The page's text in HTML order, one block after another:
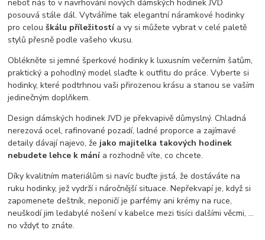
neboť nás to v navrhování nových dámských hodinek JVD
posouvá stále dál. Vytváříme tak elegantní náramkové hodinky
pro celouškálu příležitostía vy si můžete vybrat v celé paletě
stylů přesně podle vašeho vkusu.
Oblékněte si jemné šperkové hodinky k luxusním večerním šatům,
praktický a pohodlný model slaďte k outfitu do práce. Vyberte si
hodinky, které podtrhnou vaši přirozenou krásu a stanou se vaším
jedinečným doplňkem.
Design dámských hodinek JVD je překvapivě důmyslný. Chladná
nerezová ocel, rafinované pozadí, ladné proporce a zajímavé
detaily dávají najevo, že jako majitelka takových hodinek
nebudete lehce k mánía rozhodně víte, co chcete.
Díky kvalitním materiálům si navíc buďte jistá, že dostáváte na
ruku hodinky, jež vydrží i náročnější situace. Nepřekvapí je, když si
zapomenete deštník, neponičí je parfémy ani krémy na ruce,
neuškodí jim ledabylé nošení v kabelce mezi tisíci dalšími věcmi, …
no vždyť to znáte.